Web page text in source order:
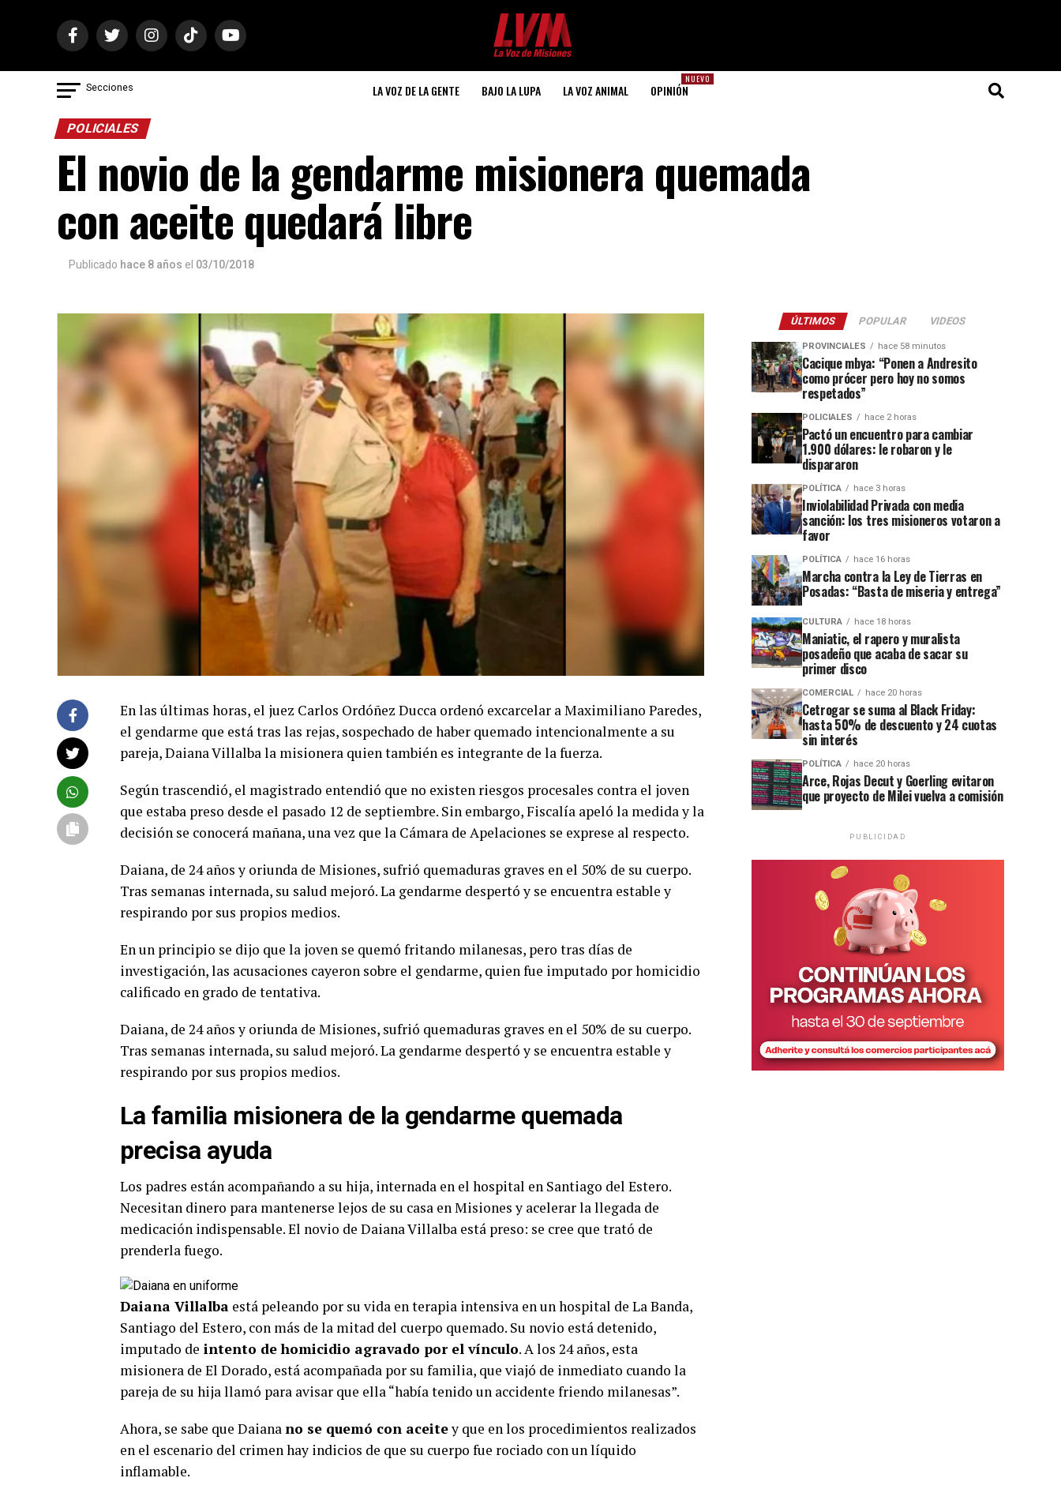
Secciones LA VOZ DE LA GENTE BAJO LA LUPA LA VOZ ANIMAL
NUEVO
OPINIÓN
POLICIALES
El novio de la gendarme misionera quemada
con aceite quedará libre
Publicado hace 8 años el 03/10/2018
En las últimas horas, el juez Carlos Ordóñez Ducca ordenó excarcelar a Maximiliano Paredes,
el gendarme que está tras las rejas, sospechado de haber quemado intencionalmente a su
pareja, Daiana Villalba la misionera quien también es integrante de la fuerza.
Según trascendió, el magistrado entendió que no existen riesgos procesales contra el joven
que estaba preso desde el pasado 12 de septiembre. Sin embargo, Fiscalía apeló la medida y la
decisión se conocerá mañana, una vez que la Cámara de Apelaciones se exprese al respecto.
Daiana, de 24 años y oriunda de Misiones, sufrió quemaduras graves en el 50% de su cuerpo.
Tras semanas internada, su salud mejoró. La gendarme despertó y se encuentra estable y
respirando por sus propios medios.
En un principio se dijo que la joven se quemó fritando milanesas, pero tras días de
investigación, las acusaciones cayeron sobre el gendarme, quien fue imputado por homicidio
calificado en grado de tentativa.
Daiana, de 24 años y oriunda de Misiones, sufrió quemaduras graves en el 50% de su cuerpo.
Tras semanas internada, su salud mejoró. La gendarme despertó y se encuentra estable y
respirando por sus propios medios.
La familia misionera de la gendarme quemada
precisa ayuda
Los padres están acompañando a su hija, internada en el hospital en Santiago del Estero.
Necesitan dinero para mantenerse lejos de su casa en Misiones y acelerar la llegada de
medicación indispensable. El novio de Daiana Villalba está preso: se cree que trató de
prenderla fuego.
Daiana Villalba está peleando por su vida en terapia intensiva en un hospital de La Banda,
Santiago del Estero, con más de la mitad del cuerpo quemado. Su novio está detenido,
imputado de intento de homicidio agravado por el vínculo. A los 24 años, esta
misionera de El Dorado, está acompañada por su familia, que viajó de inmediato cuando la
pareja de su hija llamó para avisar que ella “había tenido un accidente friendo milanesas”.
Ahora, se sabe que Daianano se quemó con aceitey que en los procedimientos realizados
en el escenario del crimen hay indicios de que su cuerpo fue rociado con un líquido
inflamable.
ÚLTIMOS POPULAR VIDEOS
PROVINCIALES hace 58 minutos
Cacique mbya: “Ponen a Andresito
como prócer pero hoy no somos
respetados”
POLICIALES hace 2 horas
Pactó un encuentro para cambiar
1.900 dólares: le robaron y le
dispararon
POLÍTICA hace 3 horas
Inviolabilidad Privada con media
sanción: los tres misioneros votaron a
favor
POLÍTICA hace 16 horas
Marcha contra la Ley de Tierras en
Posadas: “Basta de miseria y entrega”
CULTURA hace 18 horas
Maniatic, el rapero y muralista
posadeño que acaba de sacar su
primer disco
COMERCIAL hace 20 horas
Cetrogar se suma al Black Friday:
hasta 50% de descuento y 24 cuotas
sin interés
POLÍTICA hace 20 horas
Arce, Rojas Decut y Goerling evitaron
que proyecto de Milei vuelva a comisión
PUBLICIDAD